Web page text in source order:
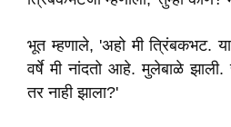
भूत म्हणाले, 'अहो मी त्रिंबकभट.
वर्षे मी नांदतो आहे. मुलेबाळे झाली.
तर नाही झाला?'